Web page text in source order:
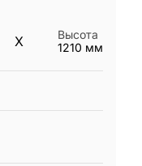
X
Высота
1210 мм